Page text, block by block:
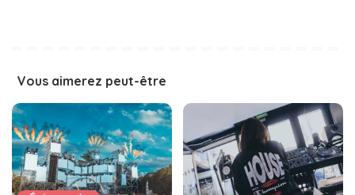
Vous aimerez peut-être